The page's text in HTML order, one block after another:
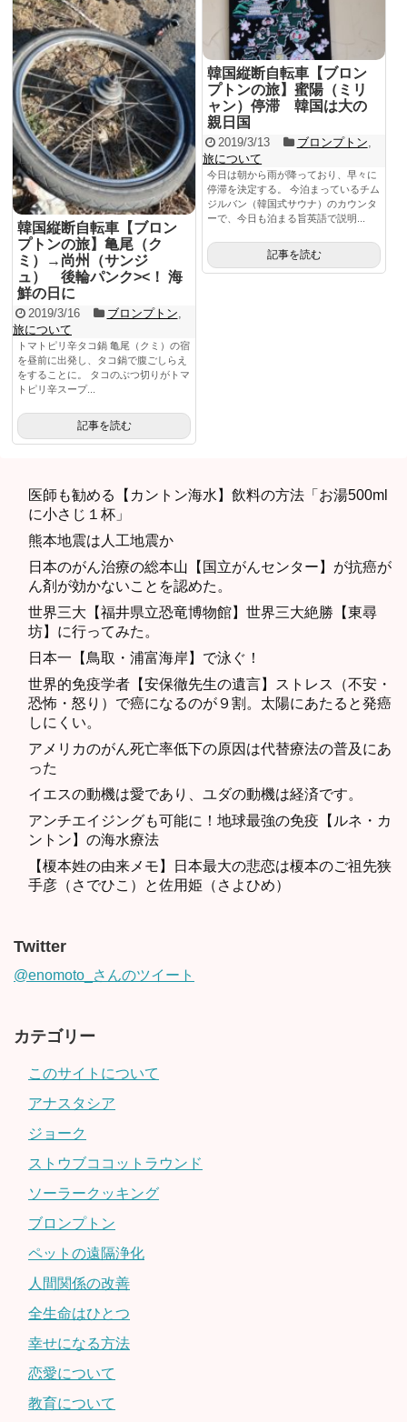
韓国縦断自転車【ブロン
プトンの旅】亀尾（ク
ミ）→尚州（サンジ
ュ） 後輪パンク><！ 海
鮮の日に
2019/3/16 ブロンプトン,
旅について
トマトピリ辛タコ鍋 亀尾（クミ）の宿
を昼前に出発し、タコ鍋で腹ごしらえ
をすることに。 タコのぶつ切りがトマ
トピリ辛スープ...
記事を読む
韓国縦断自転車【ブロン
プトンの旅】蜜陽（ミリ
ャン）停滞 韓国は大の
親日国
2019/3/13 ブロンプトン
旅について
今日は朝から雨が降っており、早々に
停滞を決定する。 今泊まっているチム
ジルバン（韓国式サウナ）のカウンタ
ーで、今日も泊まる旨英語で説明...
記事を読む
医師も勧める【カントン海水】飲料の方法「お湯500ml
に小さじ１杯」
熊本地震は人工地震か
日本のがん治療の総本山【国立がんセンター】が抗癌が
ん剤が効かないことを認めた。
世界三大【福井県立恐竜博物館】世界三大絶勝【東尋
坊】に行ってみた。
日本一【鳥取・浦富海岸】で泳ぐ！
世界的免疫学者【安保徹先生の遺言】ストレス（不安・
恐怖・怒り）で癌になるのが９割。太陽にあたると発癌
しにくい。
アメリカのがん死亡率低下の原因は代替療法の普及にあ
った
イエスの動機は愛であり、ユダの動機は経済です。
アンチエイジングも可能に！地球最強の免疫【ルネ・カ
ントン】の海水療法
【榎本姓の由来メモ】日本最大の悲恋は榎本のご祖先狭
手彦（さでひこ）と佐用姫（さよひめ）
Twitter
@enomoto_さんのツイート
カテゴリー
このサイトについて
アナスタシア
ジョーク
ストウブココットラウンド
ソーラークッキング
ブロンプトン
ペットの遠隔浄化
人間関係の改善
全生命はひとつ
幸せになる方法
恋愛について
教育について